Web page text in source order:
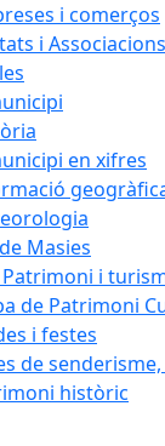
i comerços
i Associacions
en xifres
Masies
i
de Patrimoni
i festes
de
històric